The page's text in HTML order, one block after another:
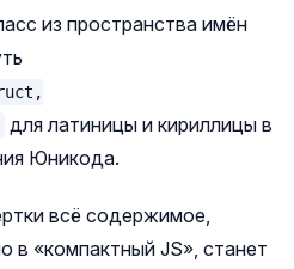
из пространства имён
для латиницы и кириллицы в
Юникода.
всё содержимое,
в «компактный JS», станет